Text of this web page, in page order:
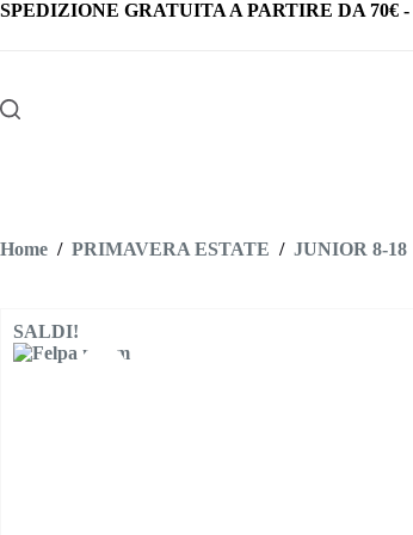
Salta
SPEDIZIONE GRATUITA A PARTIRE DA 70€ -
Home / PRIMAVERA ESTATE / JUNIOR 8-18
SALDI!